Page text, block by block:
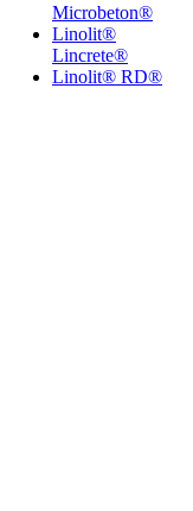
Microbeton®
Linolit®
Lincrete®
Linolit® RD®